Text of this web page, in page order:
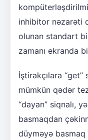
inhibitor nəzarəti
olunan standart
zamanı ekranda
İştirakçılara “get”
mümkün qədər
“dayan” siqnalı,
basmaqdan
düyməyə basmaq